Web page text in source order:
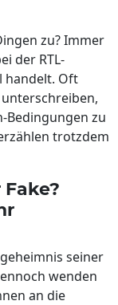
zu? Immer
der RTL-
handelt. Oft
Bedingungen zu
trotzdem
seiner
wenden
an die